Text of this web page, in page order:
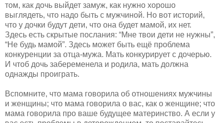
том, как дочь выйдет замуж, как нужно хорошо
выглядеть, что надо быть с мужчиной. Но вот историй,
что у дочки будут дети, что она будет мамой, их нет.
Здесь есть скрытые послания: “Мне твои дети не нужны”,
“Не будь мамой”. Здесь может быть ещё проблема
конкуренции за отца-мужа. Мать конкурирует с дочерью.
И чтоб дочь забеременела и родила, мать должна
однажды проиграть.
Вспомните, что мама говорила об отношениях мужчины
и женщины; что мама говорила о вас, как о женщине; что
мама говорила про ваше будущее материнство. А если у